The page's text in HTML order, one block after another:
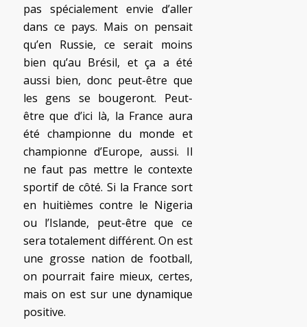
pas spécialement envie d’aller
dans ce pays. Mais on pensait
qu’en Russie, ce serait moins
bien qu’au Brésil, et ça a été
aussi bien, donc peut-être que
les gens se bougeront. Peut-
être que d’ici là, la France aura
été championne du monde et
championne d’Europe, aussi. Il
ne faut pas mettre le contexte
sportif de côté. Si la France sort
en huitièmes contre le Nigeria
ou l’Islande, peut-être que ce
sera totalement différent. On est
une grosse nation de football,
on pourrait faire mieux, certes,
mais on est sur une dynamique
positive.